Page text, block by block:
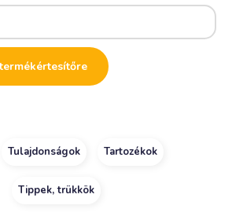
Tulajdonságok Tartozékok
Tippek, trükkök